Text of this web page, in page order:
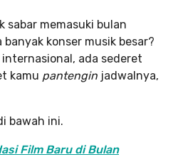
sabar memasuki bulan
konser musik besar?
ada sederet
kamu pantengin jadwalnya,
bawah ini.
Film Baru di Bulan